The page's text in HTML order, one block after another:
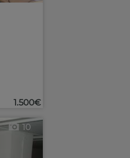
1.500€
10